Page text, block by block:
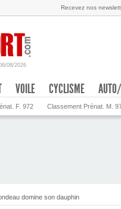
Recevez nos
08/2026
F. 972 Classement Prénat. M.
VOILE CYCLISME
domine son dauphin